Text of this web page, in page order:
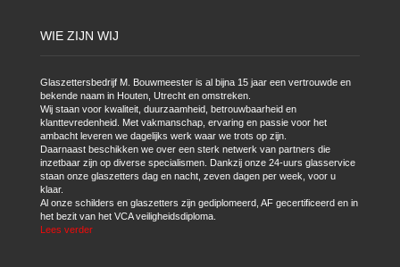
WIE ZIJN WIJ
Glaszettersbedrijf M. Bouwmeester is al bijna 15 jaar een vertrouwde en
bekende naam in Houten, Utrecht en omstreken.
Wij staan voor kwaliteit, duurzaamheid, betrouwbaarheid en
klanttevredenheid. Met vakmanschap, ervaring en passie voor het
ambacht leveren we dagelijks werk waar we trots op zijn.
Daarnaast beschikken we over een sterk netwerk van partners die
inzetbaar zijn op diverse specialismen. Dankzij onze 24-uurs glasservice
staan onze glaszetters dag en nacht, zeven dagen per week, voor u
klaar.
Al onze schilders en glaszetters zijn gediplomeerd, AF gecertificeerd en in
het bezit van het VCA veiligheidsdiploma.
Lees verder